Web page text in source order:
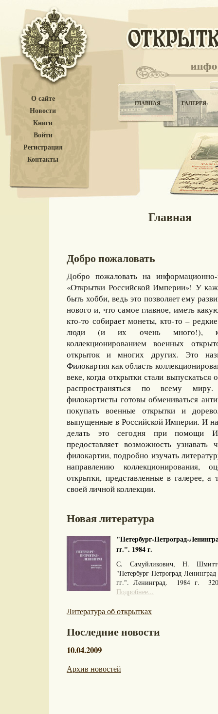
О сайте
Новости
Книги
Войти
Регистрация
Контакты
ГЛАВНАЯ ГАЛЕРЕЯ
Главная
Добро пожаловать
Добро пожаловать на информационно-
«Открытки Российской Империи»! У
быть хобби, ведь это позволяет ему
нового и, что самое главное, иметь
кто-то собирает монеты, кто-то –
люди (и их очень много!),
коллекционированием военных
открыток и многих других. Это
Филокартия как область
веке, когда открытки стали
распространяться по всему
филокартисты готовы обмениваться
покупать военные открытки и
выпущенные в Российской Империи. И
делать это сегодня при помощи
предоставляет возможность
филокартии, подробно изучать
направлению коллекционирования,
открытки, представленные в галерее, а
своей личной коллекции.
Новая литература
"Петербург-Петроград-
гг.". 1984 г.
С. Самуйликович, Н.
"Петербург-Петроград-
гг.". Ленинград. 1984 г.
Подробнее...
Литература об открытках
Последние новости
10.04.2009
Архив новостей